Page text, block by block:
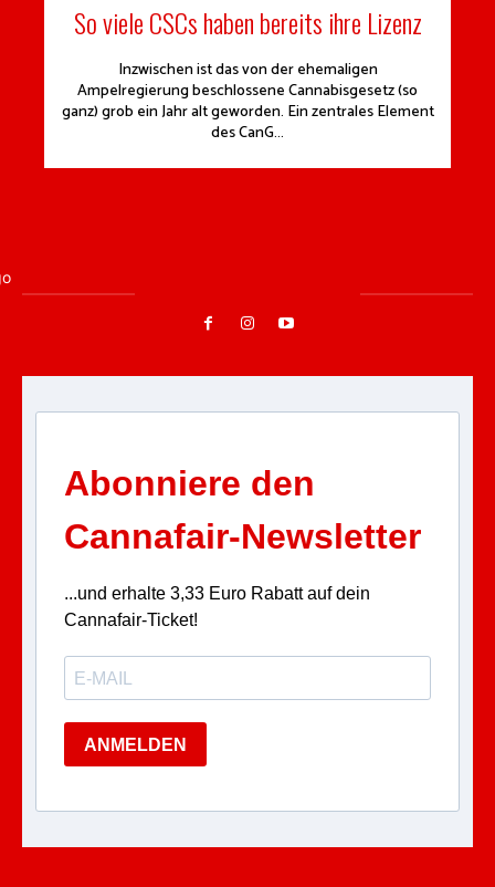
So viele CSCs haben bereits ihre Lizenz
Inzwischen ist das von der ehemaligen
Ampelregierung beschlossene Cannabisgesetz (so
ganz) grob ein Jahr alt geworden. Ein zentrales Element
des CanG...
Abonniere den
Cannafair-Newsletter
...und erhalte 3,33 Euro Rabatt auf dein
Cannafair-Ticket!
ANMELDEN